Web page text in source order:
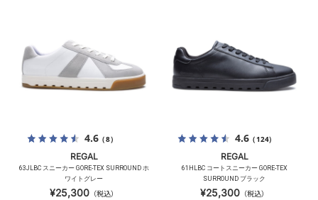
4.6（8）
REGAL
63JLBC スニーカー GORE-TEX SURROUND ホ
ワイトグレー
¥25,300 （税込）
4.6（124）
REGAL
61HLBC コートスニーカー GORE-TEX
SURROUND ブラック
¥25,300 （税込）